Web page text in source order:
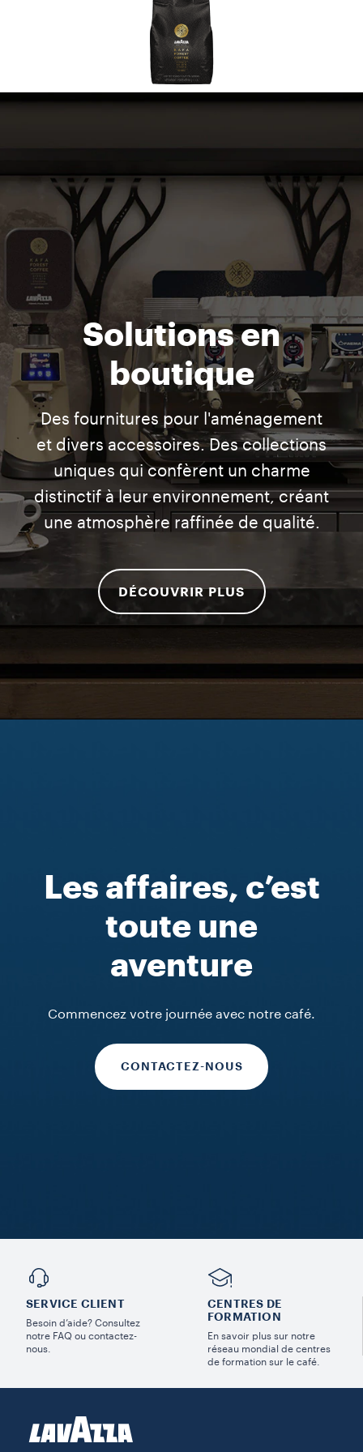
Solutions en
boutique
Des fournitures pour l'aménagement
et divers accessoires. Des collections
uniques qui confèrent un charme
distinctif à leur environnement, créant
une atmosphère raffinée de qualité.
DÉCOUVRIR PLUS
Les affaires, c’est
toute une
aventure
Commencez votre journée avec notre café.
CONTACTEZ-NOUS
SERVICE CLIENT
Besoin d’aide? Consultez
notre FAQ ou contactez-
nous.
CENTRES DE
FORMATION
En savoir plus sur notre
réseau mondial de centres
de formation sur le café.